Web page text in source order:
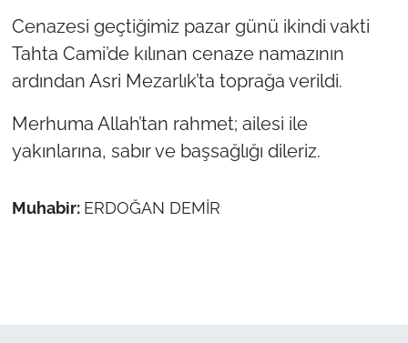
Cenazesi geçtiğimiz pazar günü ikindi vakti
Tahta Cami’de kılınan cenaze namazının
ardından Asri Mezarlık’ta toprağa verildi.
Merhuma Allah’tan rahmet; ailesi ile
yakınlarına, sabır ve başsağlığı dileriz.
Muhabir: ERDOĞAN DEMİR
TÜRKİYE
Bölge
Güvenlik
Politika